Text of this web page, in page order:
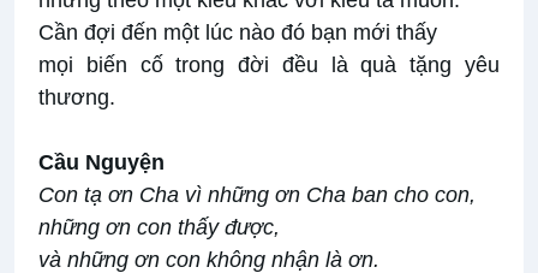
Cần đợi đến một lúc nào đó bạn mới thấy
mọi biến cố trong đời đều là quà tặng yêu
thương.
Cầu Nguyện
Con tạ ơn Cha vì những ơn Cha ban cho con,
những ơn con thấy được,
và những ơn con không nhận là ơn.